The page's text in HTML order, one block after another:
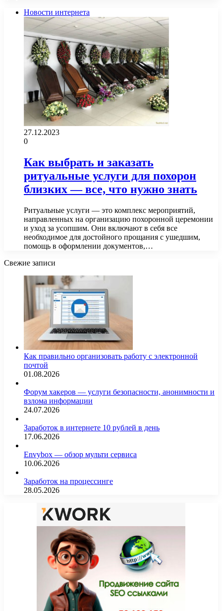
Новости интернета
27.12.2023
0
Как выбрать и заказать
ритуальные услуги для похорон
близких — все, что нужно знать
Ритуальные услуги — это комплекс мероприятий,
направленных на организацию похоронной церемонии
и уход за усопшим. Они включают в себя все
необходимое для достойного прощания с ушедшим,
помощь в оформлении документов,…
Свежие записи
Как правильно организовать работу с электронной
почтой
01.08.2026
Форум хакеров — услуги безопасности, анонимности и
взлома информации
24.07.2026
Заработок в интернете 10 рублей в день
17.06.2026
Envybox — обзор мульти сервиса
10.06.2026
Заработок на процессинге
28.05.2026